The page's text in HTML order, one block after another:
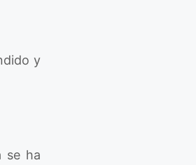
y
se ha